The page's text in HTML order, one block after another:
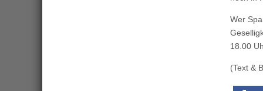
Wer
18.00
(Text &